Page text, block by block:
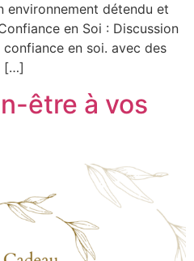
environnement détendu et
en Soi : Discussion
en soi. avec des
[…]
être à vos